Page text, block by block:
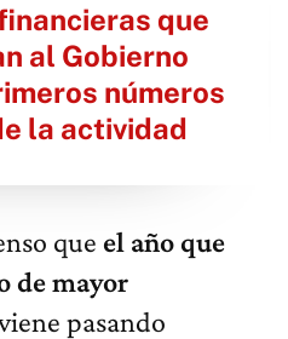
que
al Gobierno
números
la actividad
que el año que
de mayor
pasando